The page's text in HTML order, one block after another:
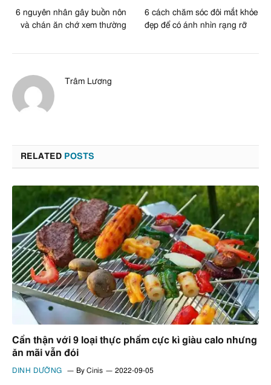
6 nguyên nhân gây buồn nôn
và chán ăn chớ xem thường
6 cách chăm sóc đôi mắt khỏe
đẹp để có ánh nhìn rạng rỡ
Trâm Lương
RELATED POSTS
Cẩn thận với 9 loại thực phẩm cực kì giàu calo nhưng
ăn mãi vẫn đói
DINH DƯỠNG By Cinis 2022-09-05